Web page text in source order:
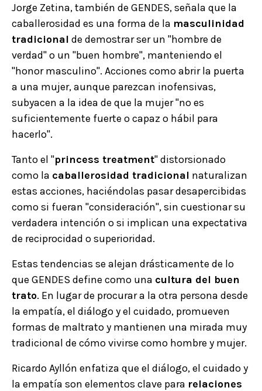
Jorge Zetina, también de GENDES, señala que la
caballerosidad es una forma de la masculinidad
tradicional de demostrar ser un "hombre de
verdad" o un "buen hombre", manteniendo el
"honor masculino". Acciones como abrir la puerta
a una mujer, aunque parezcan inofensivas,
subyacen a la idea de que la mujer "no es
suficientemente fuerte o capaz o hábil para
hacerlo".
Tanto el "princess treatment" distorsionado
como la caballerosidad tradicional naturalizan
estas acciones, haciéndolas pasar desapercibidas
como si fueran "consideración", sin cuestionar su
verdadera intención o si implican una expectativa
de reciprocidad o superioridad.
Estas tendencias se alejan drásticamente de lo
que GENDES define como una cultura del buen
trato. En lugar de procurar a la otra persona desde
la empatía, el diálogo y el cuidado, promueven
formas de maltrato y mantienen una mirada muy
tradicional de cómo vivirse como hombre y mujer.
Ricardo Ayllón enfatiza que el diálogo, el cuidado y
la empatía son elementos clave para relaciones